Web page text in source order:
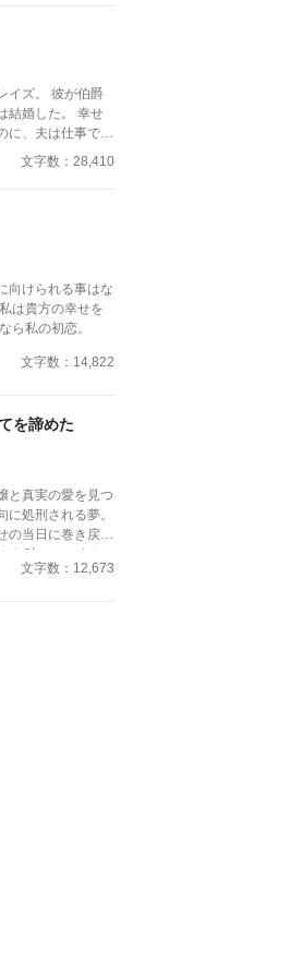
イズ。 彼が伯爵
結婚した。 幸せ
に、夫は仕事で戦
が旅立った数日
だった。 悲し
に何かあった時
いたのだと言う。
ル様から求婚さ
った男が言った。
彼は君の夫の殺
文字数：28,410
向けられる事はな
しょう。 さようなら私の初恋。
文字数：14,822
を諦めた
と真実の愛を見つ
処刑される夢。
当日に巻き戻っ
た時、いつもと
完結予定。
文字数：12,673